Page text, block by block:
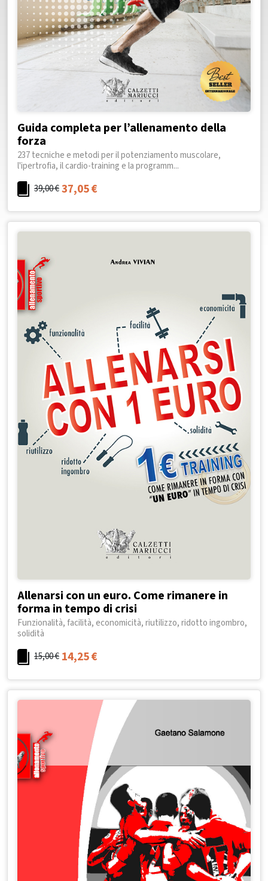
Guida completa per l’allenamento della
forza
237 tecniche e metodi per il potenziamento muscolare,
l'ipertrofia, il cardio-training e la programm...
39,00€37,05€
Allenarsi con un euro. Come rimanere in
forma in tempo di crisi
Funzionalità, facilità, economicità, riutilizzo, ridotto ingombro,
solidità
15,00€ 14,25€